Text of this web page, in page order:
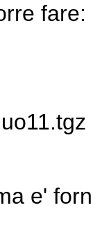
fare:
uo11.tgz
e'